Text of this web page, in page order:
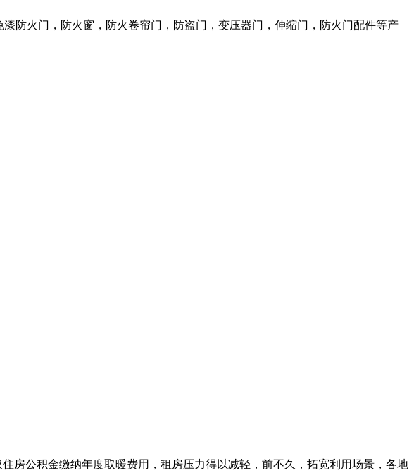
防火门，防火窗，防火卷帘门，防盗门，变压器门，伸缩门，防火门配件等产
房公积金缴纳年度取暖费用，租房压力得以减轻，前不久，拓宽利用场景，各地